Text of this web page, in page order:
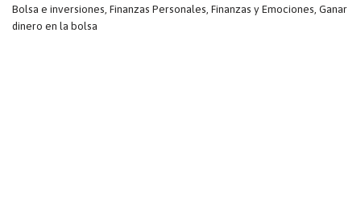
Bolsa e inversiones, Finanzas Personales, Finanzas y Emociones, Ganar
dinero en la bolsa